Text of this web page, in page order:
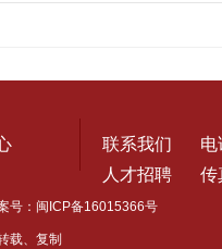
联系我们
电
人才招聘
传
号： 闽ICP备16015366号
载、复制